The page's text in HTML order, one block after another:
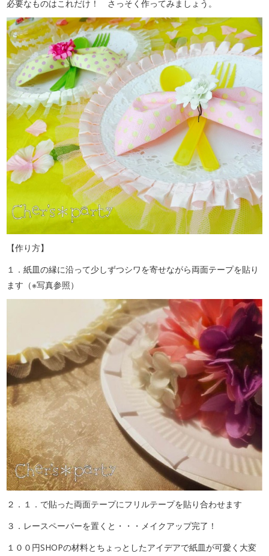
必要なものはこれだけ！ さっそく作ってみましょう。
【作り方】
１．紙皿の縁に沿って少しずつシワを寄せながら両面テープを貼り
ます（※写真参照）
２．１．で貼った両面テープにフリルテープを貼り合わせます
３．レースペーパーを置くと・・・メイクアップ完了！
１００円SHOPの材料とちょっとしたアイデアで紙皿が可愛く大変